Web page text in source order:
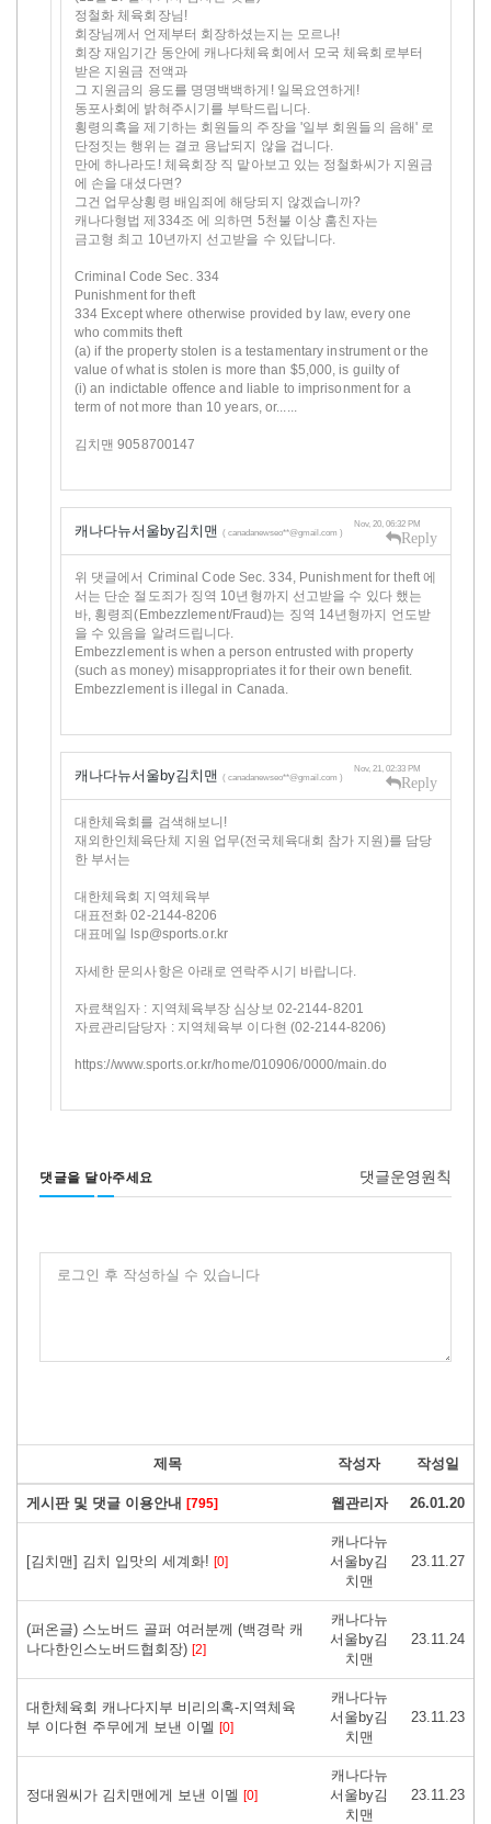
정철화 체육회장님!
회장님께서 언제부터 회장하셨는지는 모르나!
회장 재임기간 동안에 캐나다체육회에서 모국 체육회로부터
받은 지원금 전액과
그 지원금의 용도를 명명백백하게! 일목요연하게!
동포사회에 밝혀주시기를 부탁드립니다.
횡령의혹을 제기하는 회원들의 주장을 '일부 회원들의 음해' 로
단정짓는 행위는 결코 용납되지 않을 겁니다.
만에 하나라도! 체육회장 직 맡아보고 있는 정철화씨가 지원금
에 손을 대셨다면?
그건 업무상횡령 배임죄에 해당되지 않겠습니까?
캐나다형법 제334조 에 의하면 5천불 이상 훔친자는
금고형 최고 10년까지 선고받을 수 있답니다.
Criminal Code Sec. 334
Punishment for theft
334 Except where otherwise provided by law, every one
who commits theft
(a) if the property stolen is a testamentary instrument or the
value of what is stolen is more than $5,000, is guilty of
(i) an indictable offence and liable to imprisonment for a
term of not more than 10 years, or......
김치맨 9058700147
캐나다뉴서울by김치맨 ( canadanewseo**@gmail.com )
Nov, 20, 06:32 PM
Reply
위 댓글에서 Criminal Code Sec. 334, Punishment for theft 에
서는 단순 절도죄가 징역 10년형까지 선고받을 수 있다 했는
바, 횡령죄(Embezzlement/Fraud)는 징역 14년형까지 언도받
을 수 있음을 알려드립니다.
Embezzlement is when a person entrusted with property
(such as money) misappropriates it for their own benefit.
Embezzlement is illegal in Canada.
캐나다뉴서울by김치맨 ( canadanewseo**@gmail.com )
Nov, 21, 02:33 PM
Reply
대한체육회를 검색해보니!
재외한인체육단체 지원 업무(전국체육대회 참가 지원)를 담당
한 부서는
대한체육회 지역체육부
대표전화 02-2144-8206
대표메일 lsp@sports.or.kr
자세한 문의사항은 아래로 연락주시기 바랍니다.
자료책임자 : 지역체육부장 심상보 02-2144-8201
자료관리담당자 : 지역체육부 이다현 (02-2144-8206)
https://www.sports.or.kr/home/010906/0000/main.do
댓글을 달아주세요 댓글운영원칙
로그인 후 작성하실 수 있습니다
제목 작성자 작성일
게시판 및 댓글 이용안내 [795] 웹관리자 26.01.20
[김치맨] 김치 입맛의 세계화! [0]
캐나다뉴
서울by김
치맨
23.11.27
(퍼온글) 스노버드 골퍼 여러분께 (백경락 캐
나다한인스노버드협회장) [2]
캐나다뉴
서울by김
치맨
23.11.24
대한체육회 캐나다지부 비리의혹-지역체육
부 이다현 주무에게 보낸 이멜 [0]
캐나다뉴
서울by김
치맨
23.11.23
정대원씨가 김치맨에게 보낸 이멜 [0]
캐나다뉴
서울by김
치맨
23.11.23